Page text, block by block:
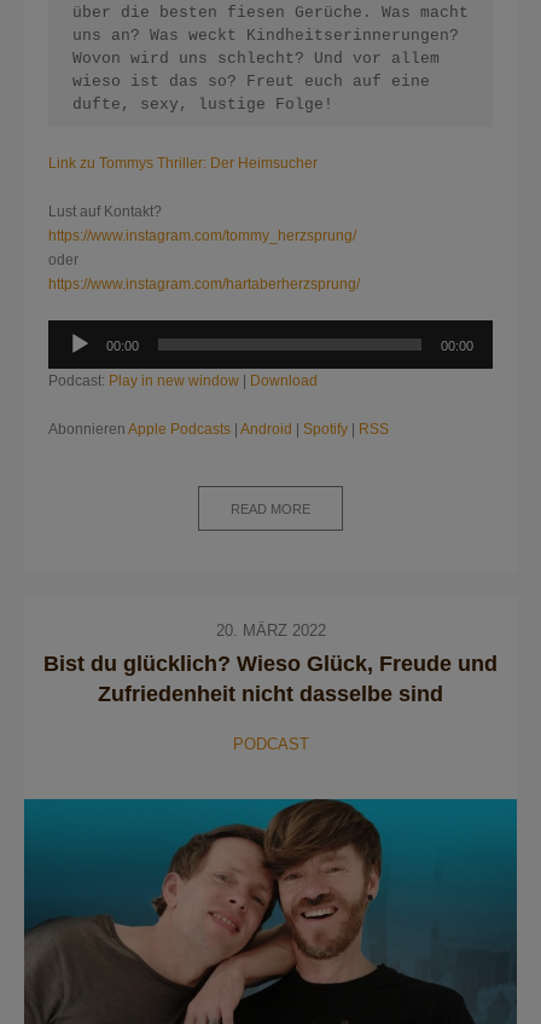
über die besten fiesen Gerüche. Was macht
uns an? Was weckt Kindheitserinnerungen?
Wovon wird uns schlecht? Und vor allem
wieso ist das so? Freut euch auf eine
dufte, sexy, lustige Folge!
Link zu Tommys Thriller: Der Heimsucher
Lust auf Kontakt?
https://www.instagram.com/tommy_herzsprung/
oder
https://www.instagram.com/hartaberherzsprung/
Audio-
00:00 00:00
Podcast: Play in new window Download
Abonnieren Apple Podcasts Android Spotify RSS
READ MORE
20. MÄRZ 2022
Bist du glücklich? Wieso Glück, Freude und
Zufriedenheit nicht dasselbe sind
PODCAST